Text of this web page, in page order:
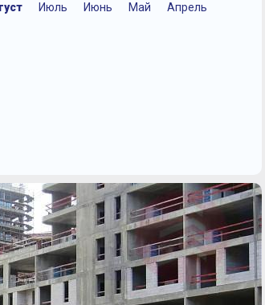
Июль Июнь Май
Апрель